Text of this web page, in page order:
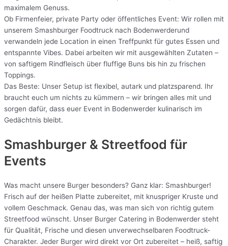
maximalem Genuss.
Ob Firmenfeier, private Party oder öffentliches Event: Wir rollen mit
unserem Smashburger Foodtruck nach Bodenwerderund
verwandeln jede Location in einen Treffpunkt für gutes Essen und
entspannte Vibes. Dabei arbeiten wir mit ausgewählten Zutaten –
von saftigem Rindfleisch über fluffige Buns bis hin zu frischen
Toppings.
Das Beste: Unser Setup ist flexibel, autark und platzsparend. Ihr
braucht euch um nichts zu kümmern – wir bringen alles mit und
sorgen dafür, dass euer Event in Bodenwerder kulinarisch im
Gedächtnis bleibt.
Smashburger & Streetfood für
Events
Was macht unsere Burger besonders? Ganz klar: Smashburger!
Frisch auf der heißen Platte zubereitet, mit knuspriger Kruste und
vollem Geschmack. Genau das, was man sich von richtig gutem
Streetfood wünscht. Unser Burger Catering in Bodenwerder steht
für Qualität, Frische und diesen unverwechselbaren Foodtruck-
Charakter. Jeder Burger wird direkt vor Ort zubereitet – heiß, saftig